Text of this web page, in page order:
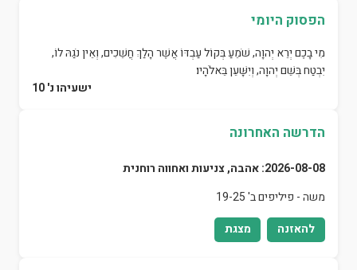
הפסוק היומי
מִי בָכֶם יְרֵא יְהוָה, שֹׁמֵעַ בְּקוֹל עַבְדּוֹ אֲשֶׁר הָלַךְ חֲשֵׁכִים, וְאֵין נֹגַהּ לוֹ,
יִבְטַח בְּשֵׁם יְהוָה, וְיִשָּׁעֵן בֵּאלֹהָיו׃
ישעיהו נ' 10
הדרשה האחרונה
2026-08-08: אהבה, צניעות ואחווה רוחנית
משה - פיליפים ב' 19-25
להאזנה
מצגת